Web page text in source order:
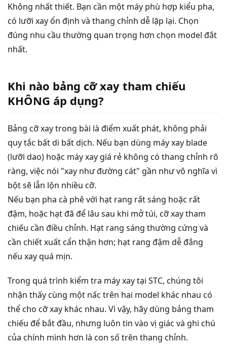
Không nhất thiết. Bạn cần một máy phù hợp kiểu pha,
có lưỡi xay ổn định và thang chỉnh dễ lặp lại. Chọn
đúng nhu cầu thường quan trọng hơn chọn model đắt
nhất.
Khi nào bảng cỡ xay tham chiếu
KHÔNG áp dụng?
Bảng cỡ xay trong bài là điểm xuất phát, không phải
quy tắc bất di bất dịch. Nếu bạn dùng máy xay blade
(lưỡi dao) hoặc máy xay giá rẻ không có thang chỉnh rõ
ràng, việc nói "xay như đường cát" gần như vô nghĩa vì
bột sẽ lẫn lộn nhiều cỡ.
Nếu bạn pha cà phê với hạt rang rất sáng hoặc rất
đậm, hoặc hạt đã để lâu sau khi mở túi, cỡ xay tham
chiếu cần điều chỉnh. Hạt rang sáng thường cứng và
cần chiết xuất cẩn thận hơn; hạt rang đậm dễ đắng
nếu xay quá mịn.
Trong quá trình kiểm tra máy xay tại STC, chúng tôi
nhận thấy cùng một nấc trên hai model khác nhau có
thể cho cỡ xay khác nhau. Vì vậy, hãy dùng bảng tham
chiếu để bắt đầu, nhưng luôn tin vào vị giác và ghi chú
của chính mình hơn là con số trên thang chỉnh.